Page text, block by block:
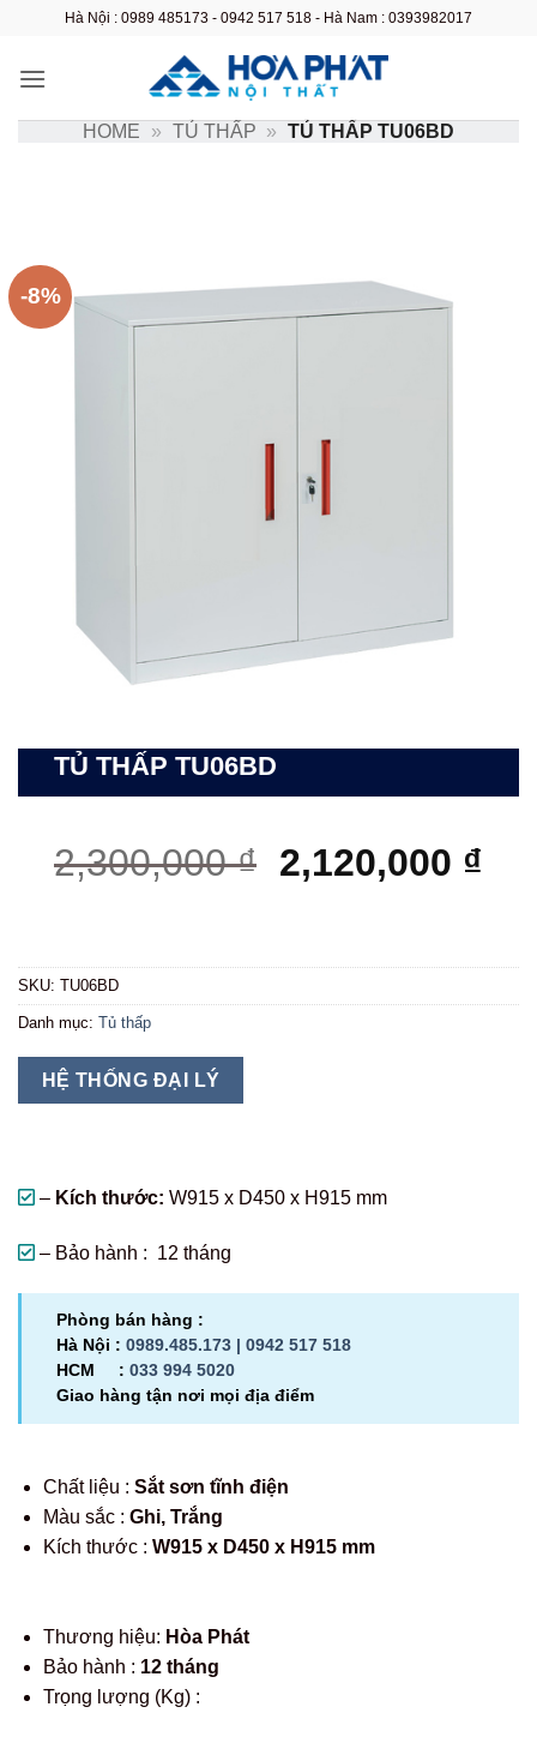
nội
Hà Nội : 0989 485173 - 0942 517 518 - Hà Nam : 0393982017
HOME » TỦ THẤP » TỦ THẤP TU06BD
-8%
TỦ THẤP TU06BD
2,300,000₫ Giá
2,300,000 ₫.
2,120,000 ₫
là:
SKU: TU06BD
Danh mục: Tủ thấp
HỆ THỐNG ĐẠI LÝ
– Kích thước: W915 x D450 x H915 mm
– Bảo hành : 12 tháng
Phòng bán hàng :
Hà Nội : 0989.485.173 | 0942 517 518
HCM : 033 994 5020
Giao hàng tận nơi mọi địa điểm
Chất liệu : Sắt sơn tĩnh điện
Màu sắc : Ghi, Trắng
Kích thước : W915 x D450 x H915 mm
Thương hiệu: Hòa Phát
Bảo hành : 12 tháng
Trọng lượng (Kg) :